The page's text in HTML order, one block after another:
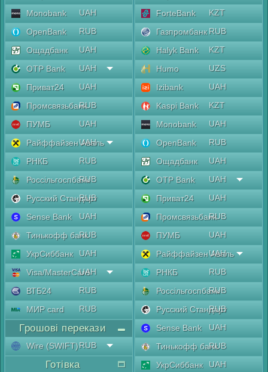
Monobank
UAH
OpenBank
RUB
Ощадбанк
UAH
OTP Bank
UAH
Приват24
UAH
ПромсвязьбанкRUB
ПУМБ
UAH
Райффайзен Аваль
UAH
РНКБ
RUB
Россільгоспбанк
RUB
Русский Стандарт
RUB
Sense Bank
UAH
Тинькофф банкRUB
УкрСиббанк
UAH
Visa/MasterCard
UAH
ВТБ24
RUB
МИР card
RUB
Грошові перекази
Wire (SWIFT)RUB
Готівка
ForteBank
KZT
Газпромбанк RUB
Halyk Bank
KZT
Humo
UZS
Izibank
UAH
Kaspi Bank
KZT
Monobank
UAH
OpenBank
RUB
Ощадбанк
UAH
OTP Bank
UAH
Приват24
UAH
ПромсвязьбанкRUB
ПУМБ
UAH
Райффайзен Аваль
UAH
РНКБ
RUB
Россільгоспбанк
RUB
Русский Стандарт
RUB
Sense Bank
UAH
Тинькофф банкRUB
УкрСиббанк
UAH